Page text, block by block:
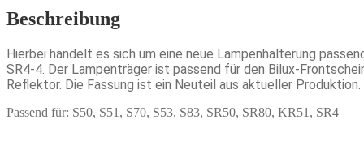
Beschreibung
Hierbei handelt es sich um eine neue Lampenhalterung
SR4-4. Der Lampenträger ist passend für den Bilux-
Reflektor. Die Fassung ist ein Neuteil aus aktueller Produktion.
Passend für: S50, S51, S70, S53, S83, SR50, SR80, KR51, SR4